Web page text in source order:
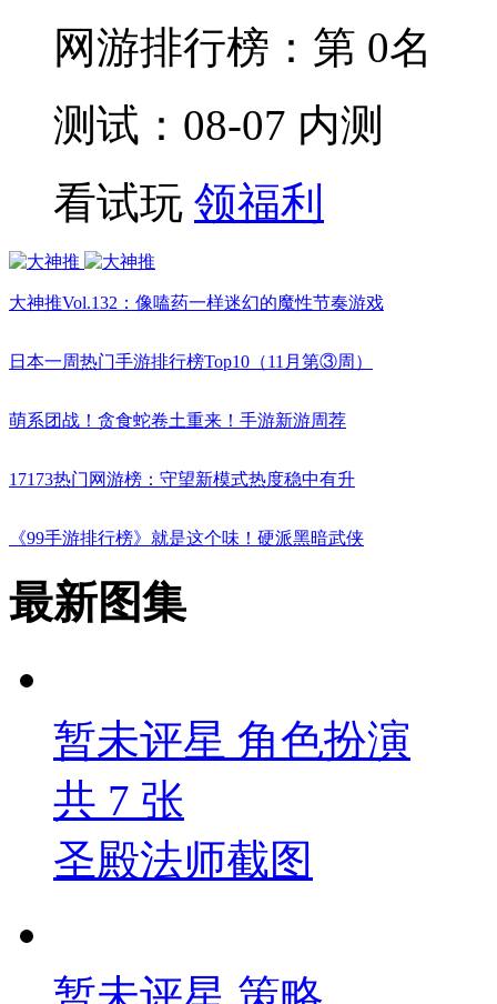
网游排行榜： 第 0名
测试：08-07 内测
看试玩 领福利
大神推Vol.132：像嗑药一样迷幻的魔性节奏游戏
日本一周热门手游排行榜Top10（11月第③周）
萌系团战！贪食蛇卷土重来！手游新游周荐
17173热门网游榜：守望新模式热度稳中有升
《99手游排行榜》就是这个味！硬派黑暗武侠
最新图集
暂未评星 角色扮演
共 7 张
圣殿法师截图